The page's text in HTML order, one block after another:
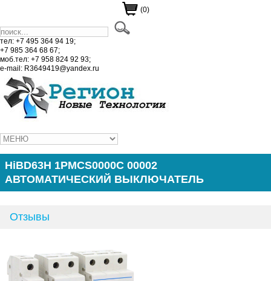
(0)
тел: +7 495 364 94 19;
+7 985 364 68 67;
моб.тел: +7 958 824 92 93;
e-mail: R3649419@yandex.ru
HiBD63H 1PMCS0000C 00002
АВТОМАТИЧЕСКИЙ ВЫКЛЮЧАТЕЛЬ
Отзывы